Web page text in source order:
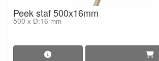
Peek staf 500x16mm
500 x D:16 mm